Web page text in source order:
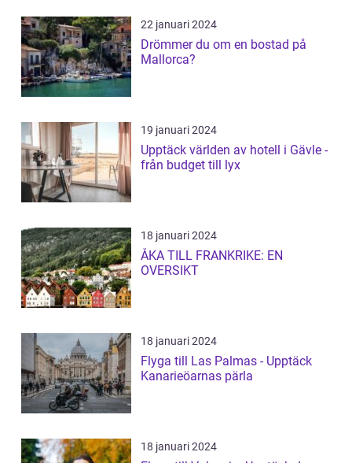
22 januari 2024
Drömmer du om en bostad på
Mallorca?
19 januari 2024
Upptäck världen av hotell i Gävle -
från budget till lyx
18 januari 2024
ÅKA TILL FRANKRIKE: EN
OVERSIKT
18 januari 2024
Flyga till Las Palmas - Upptäck
Kanarieöarnas pärla
18 januari 2024